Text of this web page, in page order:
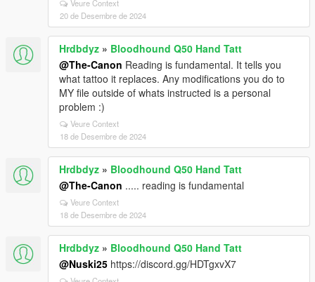
Veure Context
20 de Desembre de 2024
Hrdbdyz » Bloodhound Q50 Hand Tatt
@The-Canon Reading is fundamental. It tells you
what tattoo it replaces. Any modifications you do to
MY file outside of whats instructed is a personal
problem :)
Veure Context
18 de Desembre de 2024
Hrdbdyz » Bloodhound Q50 Hand Tatt
@The-Canon ..... reading is fundamental
Veure Context
18 de Desembre de 2024
Hrdbdyz » Bloodhound Q50 Hand Tatt
@Nuski25 https://discord.gg/HDTgxvX7